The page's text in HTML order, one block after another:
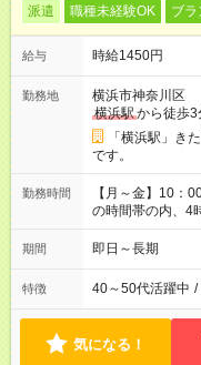
派遣 職種未経験OK ブラ
給与 時給1450円
勤務地
横浜市神奈川区
横浜駅から徒歩3
「横浜駅」き
です。
勤務時間
【月～金】10：00
の時間帯の内、4時間
平日のみもOK！
もお好きな時間で
期間 即日～長期
特徴 40～50代活躍中 /
気になる！